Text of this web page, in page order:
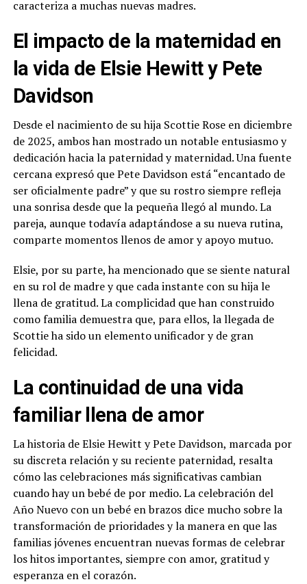
caracteriza a muchas nuevas madres.
El impacto de la maternidad en
la vida de Elsie Hewitt y Pete
Davidson
Desde el nacimiento de su hija Scottie Rose en diciembre
de 2025, ambos han mostrado un notable entusiasmo y
dedicación hacia la paternidad y maternidad. Una fuente
cercana expresó que Pete Davidson está “encantado de
ser oficialmente padre” y que su rostro siempre refleja
una sonrisa desde que la pequeña llegó al mundo. La
pareja, aunque todavía adaptándose a su nueva rutina,
comparte momentos llenos de amor y apoyo mutuo.
Elsie, por su parte, ha mencionado que se siente natural
en su rol de madre y que cada instante con su hija le
llena de gratitud. La complicidad que han construido
como familia demuestra que, para ellos, la llegada de
Scottie ha sido un elemento unificador y de gran
felicidad.
La continuidad de una vida
familiar llena de amor
La historia de Elsie Hewitt y Pete Davidson, marcada por
su discreta relación y su reciente paternidad, resalta
cómo las celebraciones más significativas cambian
cuando hay un bebé de por medio. La celebración del
Año Nuevo con un bebé en brazos dice mucho sobre la
transformación de prioridades y la manera en que las
familias jóvenes encuentran nuevas formas de celebrar
los hitos importantes, siempre con amor, gratitud y
esperanza en el corazón.